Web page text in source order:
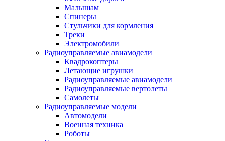
Малышам
Спинеры
Стульчики для кормления
Треки
Электромобили
Радиоуправляемые авиамодели
Квадрокоптеры
Летающие игрушки
Радиоуправляемые авиамодели
Радиоуправляемые вертолеты
Самолеты
Радиоуправляемые модели
Автомодели
Военная техника
Роботы